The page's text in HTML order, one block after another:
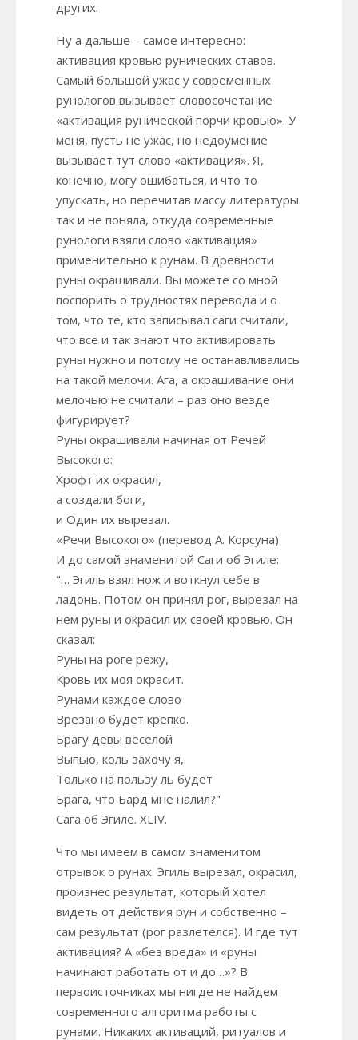
других.
Ну а дальше – самое интересно:
активация кровью рунических ставов.
Самый большой ужас у современных
рунологов вызывает словосочетание
«активация рунической порчи кровью». У
меня, пусть не ужас, но недоумение
вызывает тут слово «активация». Я,
конечно, могу ошибаться, и что то
упускать, но перечитав массу литературы
так и не поняла, откуда современные
рунологи взяли слово «активация»
применительно к рунам. В древности
руны окрашивали. Вы можете со мной
поспорить о трудностях перевода и о
том, что те, кто записывал саги считали,
что все и так знают что активировать
руны нужно и потому не останавливались
на такой мелочи. Ага, а окрашивание они
мелочью не считали – раз оно везде
фигурирует?
Руны окрашивали начиная от Речей
Высокого:
Хрофт их окрасил,
а создали боги,
и Один их вырезал.
«Речи Высокого» (перевод А. Корсуна)
И до самой знаменитой Саги об Эгиле:
"… Эгиль взял нож и воткнул себе в
ладонь. Потом он принял рог, вырезал на
нем руны и окрасил их своей кровью. Он
сказал:
Руны на роге режу,
Кровь их моя окрасит.
Рунами каждое слово
Врезано будет крепко.
Брагу девы веселой
Выпью, коль захочу я,
Только на пользу ль будет
Брага, что Бард мне налил?"
Сага об Эгиле. XLIV.
Что мы имеем в самом знаменитом
отрывок о рунах: Эгиль вырезал, окрасил,
произнес результат, который хотел
видеть от действия рун и собственно –
сам результат (рог разлетелся). И где тут
активация? А «без вреда» и «руны
начинают работать от и до…»? В
первоисточниках мы нигде не найдем
современного алгоритма работы с
рунами. Никаких активаций, ритуалов и